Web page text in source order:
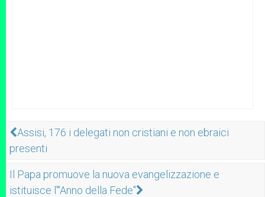
Assisi, 176 i delegati non cristiani e non ebraici
presenti
Il Papa promuove la nuova evangelizzazione e
istituisce l'"Anno della Fede"